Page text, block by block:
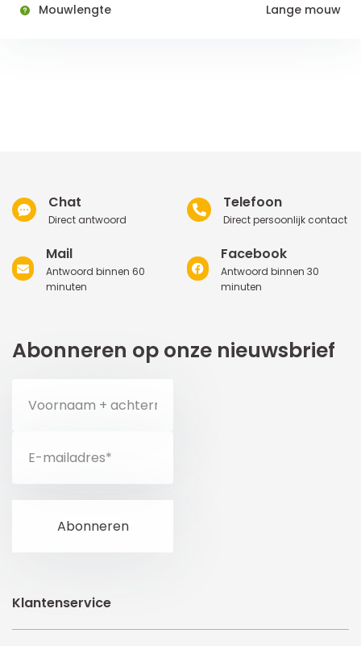
Mouwlengte Lange mouw
Chat
Direct antwoord
Telefoon
Direct persoonlijk contact
Mail
Antwoord binnen 60
minuten
Facebook
Antwoord binnen 30
minuten
Abonneren op onze nieuwsbrief
Klantenservice